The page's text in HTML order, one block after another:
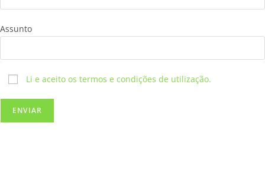
Assunto
Li e aceito os termos e condições de utilização.